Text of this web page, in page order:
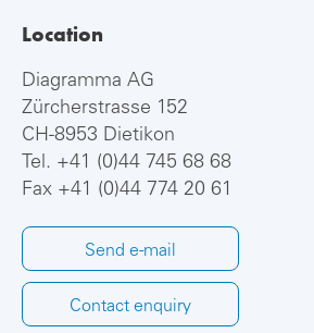
Location
Diagramma AG
Zürcherstrasse 152
CH-8953 Dietikon
Tel. +41 (0)44 745 68 68
Fax +41 (0)44 774 20 61
Send e-mail
Contact enquiry